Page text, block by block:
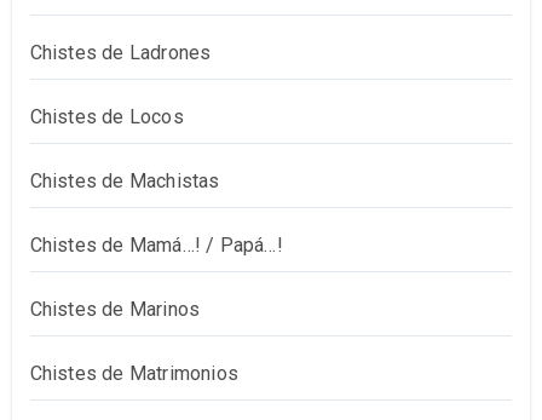
Chistes de Ladrones
Chistes de Locos
Chistes de Machistas
Chistes de Mamá…! / Papá…!
Chistes de Marinos
Chistes de Matrimonios